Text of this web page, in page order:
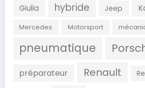
Giulia hybride Jeep
Mercedes Motorsport
pneumatique
préparateur Renault